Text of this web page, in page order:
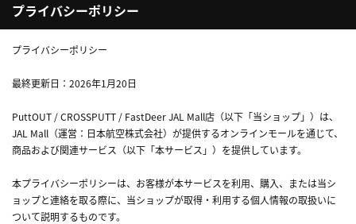
プライバシーポリシー
プライバシーポリシー
最終更新日：2026年1月20日
PuttOUT / CROSSPUTT / FastDeer JAL Mall店（以下「当ショップ」）は、
JAL Mall（運営：日本航空株式会社）が提供するオンラインモールを通じて、
商品および関連サービス（以下「本サービス」）を提供しています。
本プライバシーポリシーは、お客様が本サービスを利用、購入、または当シ
ョップと連絡を取る際に、当ショップが取得・利用する個人情報の取扱いに
ついて説明するものです。